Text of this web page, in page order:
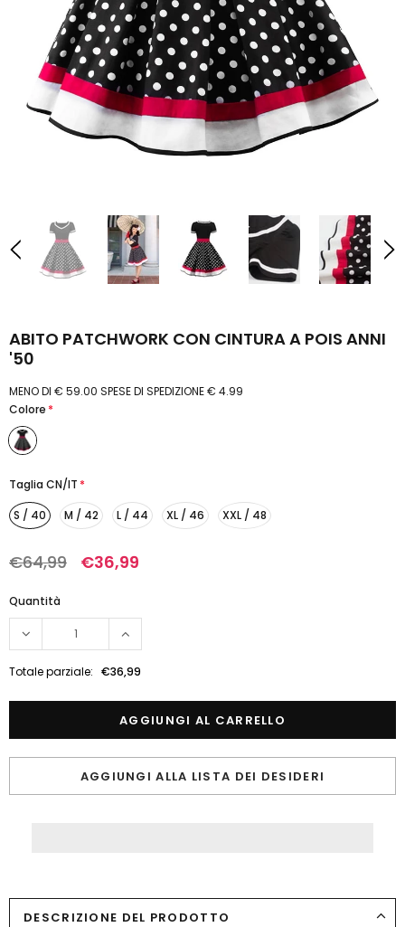
ABITO PATCHWORK CON CINTURA A POIS ANNI
'50
MENO DI € 59.00 SPESE DI SPEDIZIONE € 4.99
Colore *
Taglia CN/IT *
S / 40
M / 42 L / 44 XL / 46 XXL / 48
€64,99 €36,99
Quantità
Totale parziale: €36,99
AGGIUNGI ALLA LISTA DEI DESIDERI
DESCRIZIONE DEL PRODOTTO